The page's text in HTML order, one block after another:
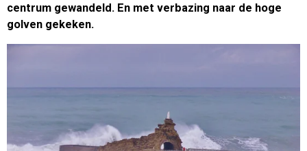
centrum gewandeld. En met verbazing naar de hoge
golven gekeken.